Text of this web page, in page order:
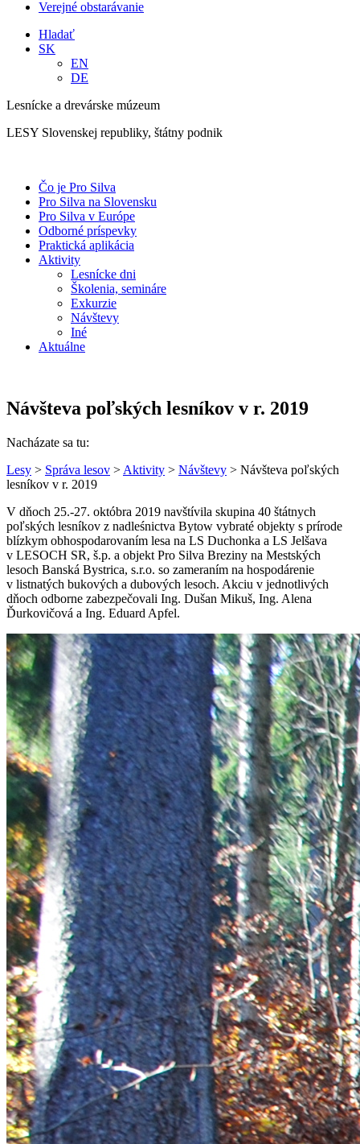
Verejné obstarávanie
Hladať
SK
EN
DE
Lesnícke a drevárske múzeum
LESY Slovenskej republiky, štátny podnik
Čo je Pro Silva
Pro Silva na Slovensku
Pro Silva v Európe
Odborné príspevky
Praktická aplikácia
Aktivity
Lesnícke dni
Školenia, semináre
Exkurzie
Návštevy
Iné
Aktuálne
Návšteva poľských lesníkov v r. 2019
Nacházate sa tu:
Lesy > Správa lesov > Aktivity > Návštevy > Návšteva poľských
lesníkov v r. 2019
V dňoch 25.-27. októbra 2019 navštívila skupina 40 štátnych
poľských lesníkov z nadleśnictva Bytow vybraté objekty s prírode
blízkym obhospodarovaním lesa na LS Duchonka a LS Jelšava
v LESOCH SR, š.p. a objekt Pro Silva Breziny na Mestských
lesoch Banská Bystrica, s.r.o. so zameraním na hospodárenie
v listnatých bukových a dubových lesoch. Akciu v jednotlivých
dňoch odborne zabezpečovali Ing. Dušan Mikuš, Ing. Alena
Ďurkovičová a Ing. Eduard Apfel.